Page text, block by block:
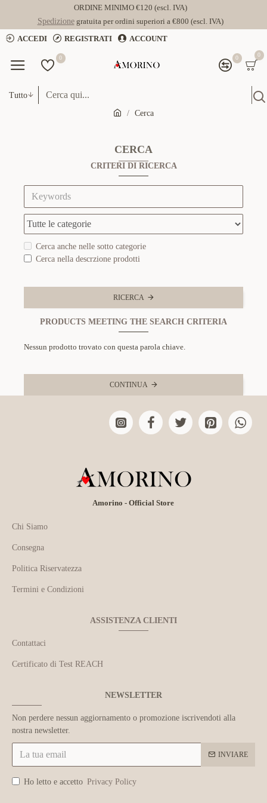
ORDINE MINIMO €120 (escl. IVA)
Spedizionegratuita per ordini superiori a €800 (escl. IVA)
ACCEDI
REGISTRATI ACCOUNT
0 0 0
Tutto
Cerca
CERCA
CRITERI DI RICERCA
Cerca anche nelle sotto categorie
Cerca nella descrzione prodotti
RICERCA
PRODUCTS MEETING THE SEARCH CRITERIA
Nessun prodotto trovato con questa parola chiave.
CONTINUA
Amorino - Official Store
Chi Siamo
Consegna
Politica Riservatezza
Termini e Condizioni
ASSISTENZA CLIENTI
Contattaci
Certificato di Test REACH
NEWSLETTER
Non perdere nessun aggiornamento o promozione iscrivendoti alla
nostra newsletter.
INVIARE
Ho letto e accetto Privacy Policy